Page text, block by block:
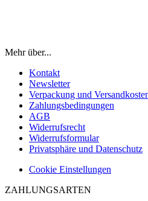
Mehr über...
Kontakt
Newsletter
Verpackung und
Zahlungsbedingungen
AGB
Widerrufsrecht
Widerrufsformular
Privatsphäre und Datenschutz
Cookie Einstellungen
ZAHLUNGSARTEN